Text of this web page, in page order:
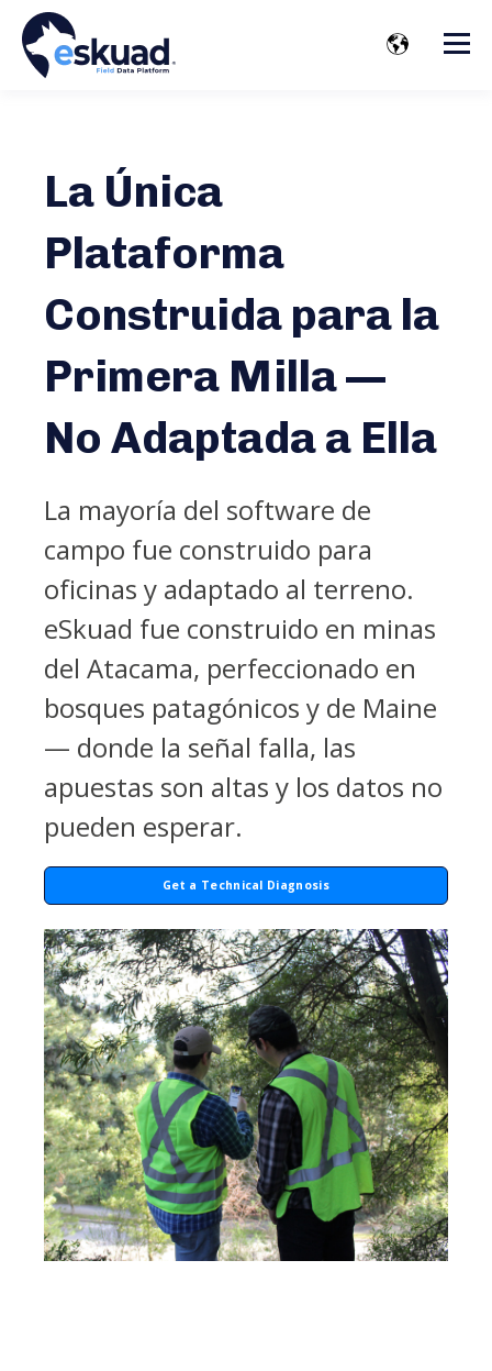
La Única
Plataforma
Construida para la
Primera Milla —
No Adaptada a Ella
La mayoría del software de
campo fue construido para
oficinas y adaptado al terreno.
eSkuad fue construido en minas
del Atacama, perfeccionado en
bosques patagónicos y de Maine
— donde la señal falla, las
apuestas son altas y los datos no
pueden esperar.
Get a Technical Diagnosis